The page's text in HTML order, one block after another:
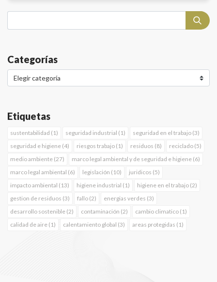
Categorías
Etiquetas
sustentabilidad (1) seguridad industrial (1)
seguridad en el trabajo (3)
seguridad e higiene (4)
riesgos trabajo (1) residuos (8)
reciclado (5)
medio ambiente (27)
marco legal ambiental y de seguridad e higiene (6)
marco legal ambiental (6)
legislación (10)
juridicos (5)
impacto ambiental (13)
higiene industrial (1)
higiene en el trabajo (2)
gestion de residuos (3)
fallo (2)
energias verdes (3)
desarrollo sostenible (2)
contaminación (2)
cambio climatico (1)
calidad de aire (1)
calentamiento global (3) areas protegidas (1)